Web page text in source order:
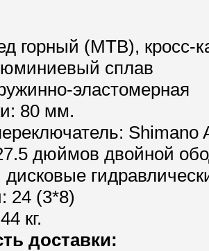
горный (MTB), кросс-
сплав
эластомерная
80 мм.
Shimano
дюймов двойной
дисковые
24 (3*8)
кг.
доставки: